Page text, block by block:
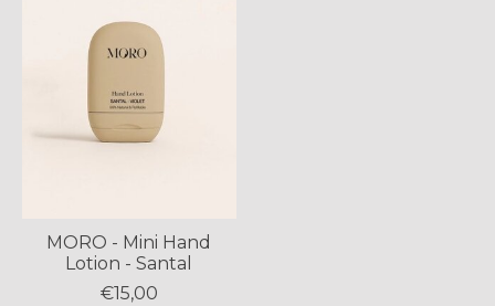
MORO - Mini Hand
Lotion - Santal
€15,00